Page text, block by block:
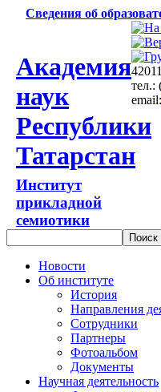
Сведения об
Академия
наук
Республики
Татарстан
Институт
прикладной
семиотики
тел.:
email:
Новости
Об институте
История
Направления
Сотрудники
Партнеры
Фотоальбом
Документы
Научная деятельность